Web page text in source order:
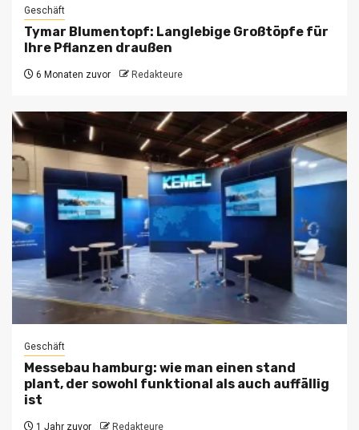
Geschäft
Tymar Blumentopf: Langlebige Großtöpfe für
Ihre Pflanzen draußen
6 Monaten zuvor Redakteure
Geschäft
Messebau hamburg: wie man einen stand
plant, der sowohl funktional als auch auffällig
ist
1 Jahr zuvor Redakteure